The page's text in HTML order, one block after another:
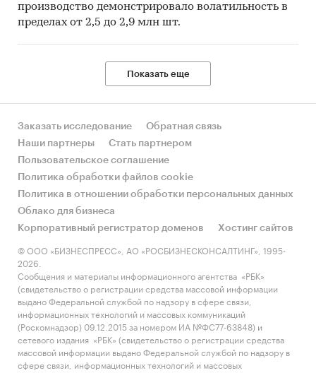
производство демонстрировало волатильность в
пределах от 2,5 до 2,9 млн шт.
Показать еще
Заказать исследование
Обратная связь
Наши партнеры
Стать партнером
Пользовательское соглашение
Политика обработки файлов cookie
Политика в отношении обработки персональных данных
Облако для бизнеса
Корпоративный регистратор доменов
Хостинг сайтов
© ООО «БИЗНЕСПРЕСС», АО «РОСБИЗНЕСКОНСАЛТИНГ», 1995-
2026.
Сообщения и материалы информационного агентства «РБК»
(свидетельство о регистрации средства массовой информации
выдано Федеральной службой по надзору в сфере связи,
информационных технологий и массовых коммуникаций
(Роскомнадзор) 09.12.2015 за номером ИА №ФС77-63848) и
сетевого издания «РБК» (свидетельство о регистрации средства
массовой информации выдано Федеральной службой по надзору в
сфере связи, информационных технологий и массовых